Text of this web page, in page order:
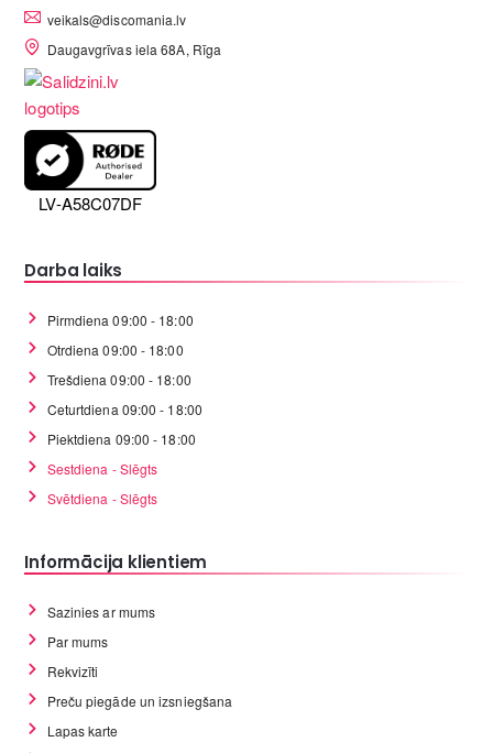
veikals@discomania.lv
Daugavgrīvas iela 68A, Rīga
LV-A58C07DF
Darba laiks
Pirmdiena 09:00 - 18:00
Otrdiena 09:00 - 18:00
Trešdiena 09:00 - 18:00
Ceturtdiena 09:00 - 18:00
Piektdiena 09:00 - 18:00
Sestdiena - Slēgts
Svētdiena - Slēgts
Informācija klientiem
Sazinies ar mums
Par mums
Rekvizīti
Preču piegāde un izsniegšana
Lapas karte